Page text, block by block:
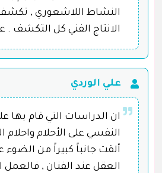
النشاط اللاشعوري ,
الانتاج الفني كل التكشف .
علي الوردي
ان الدراسات التي قام بها
النفسي على الأحلام واحلام
ألقت جانباً كبيراً من
العقل عند الفنان , فالعمل